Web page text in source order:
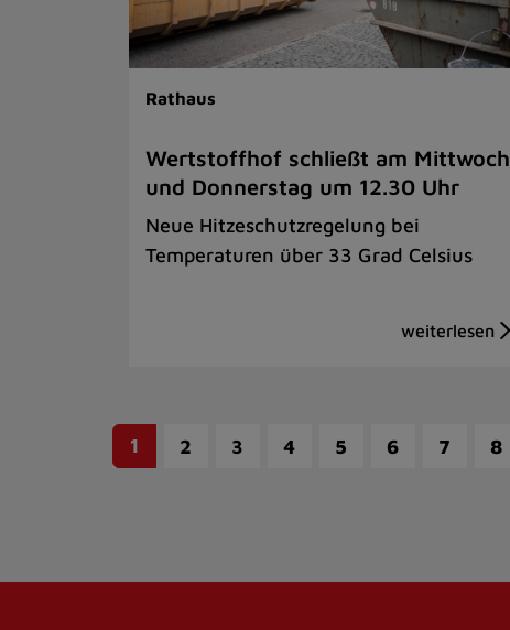
Rathaus
Wertstoffhof schließt am Mittwoch
und Donnerstag um 12.30 Uhr
Neue Hitzeschutzregelung bei
Temperaturen über 33 Grad Celsius
1 2 3 4 5 6 7 8